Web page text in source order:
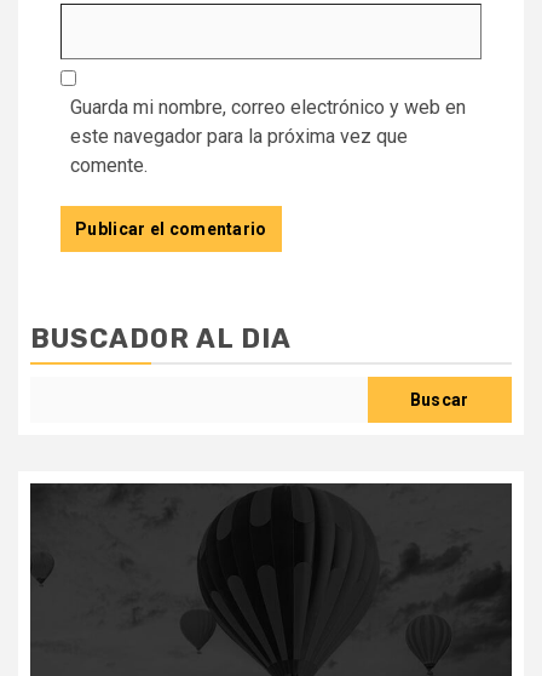
Guarda mi nombre, correo electrónico y web en
este navegador para la próxima vez que
comente.
BUSCADOR AL DIA
Buscar